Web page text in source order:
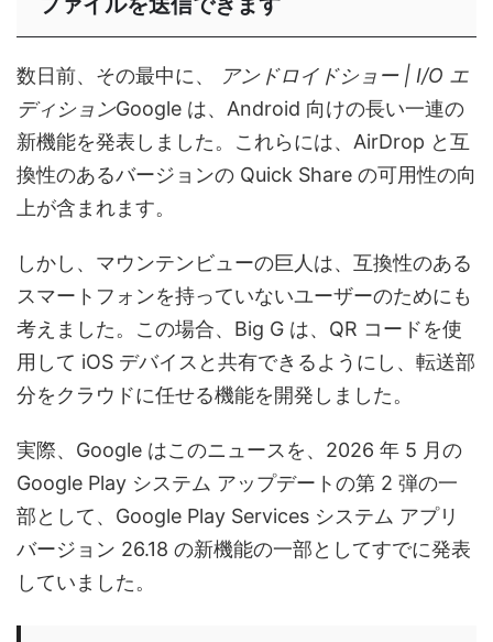
数日前、その最中に、
アンドロイドショー | I/O エ
ディションGoogle は、Android 向けの長い一連の
新機能を発表しました。これらには、AirDrop と互
換性のあるバージョンの Quick Share の可用性の向
上が含まれます。
しかし、マウンテンビューの巨人は、互換性のある
スマートフォンを持っていないユーザーのためにも
考えました。この場合、Big G は、QR コードを使
用して iOS デバイスと共有できるようにし、転送部
分をクラウドに任せる機能を開発しました。
実際、Google はこのニュースを、2026 年 5 月の
Google Play システム アップデートの第 2 弾の一
部として、Google Play Services システム アプリ
バージョン 26.18 の新機能の一部としてすでに発表
していました。